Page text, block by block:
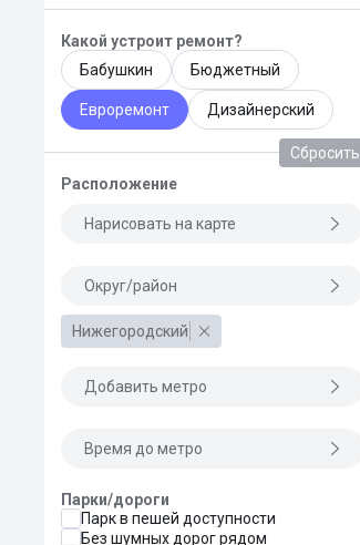
Какой устроит ремонт?
Бабушкин
Бюджетный
Евроремонт Дизайнерский
Сбросить
Расположение
Нарисовать на карте
Округ/район
Нижегородский
Добавить метро
Время до метро
Парки/дороги
Парк в пешей доступности
Без шумных дорог рядом